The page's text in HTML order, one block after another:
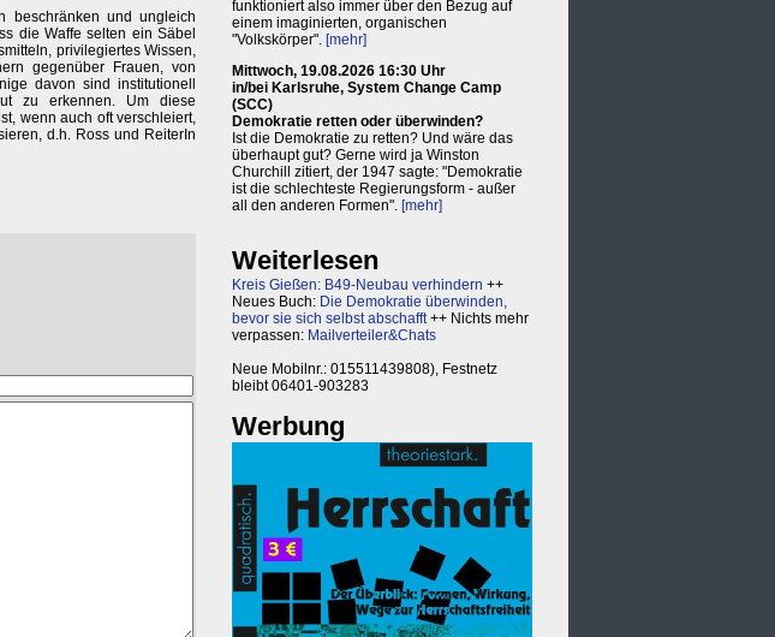
beschränken und ungleich
die Waffe selten ein Säbel
privilegiertes Wissen,
gegenüber Frauen, von
davon sind institutionell
zu erkennen. Um diese
wenn auch oft verschleiert,
d.h. Ross und ReiterIn
funktioniert also immer über den Bezug auf
einem imaginierten, organischen
"Volkskörper". [mehr]
Mittwoch, 19.08.2026 16:30 Uhr
in/bei Karlsruhe, System Change Camp
(SCC)
Demokratie retten oder überwinden?
Ist die Demokratie zu retten? Und wäre das
überhaupt gut? Gerne wird ja Winston
Churchill zitiert, der 1947 sagte: "Demokratie
ist die schlechteste Regierungsform - außer
all den anderen Formen". [mehr]
Weiterlesen
Kreis Gießen: B49-Neubau verhindern ++
Neues Buch: Die Demokratie überwinden,
bevor sie sich selbst abschafft++ Nichts mehr
verpassen: Mailverteiler&Chats
Neue Mobilnr.: 015511439808), Festnetz
bleibt 06401-903283
Werbung